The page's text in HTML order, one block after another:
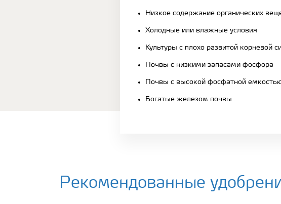
Низкое содержание органических
Холодные или влажные условия
Культуры с плохо развитой корневой
Почвы с низкими запасами фосфора
Почвы с высокой фосфатной
Богатые железом почвы
Рекомендованные